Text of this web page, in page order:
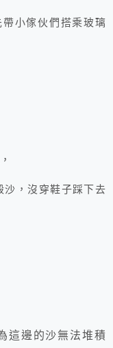
小傢伙們搭乘玻璃
沙，沒穿鞋子踩下去
這邊的沙無法堆積